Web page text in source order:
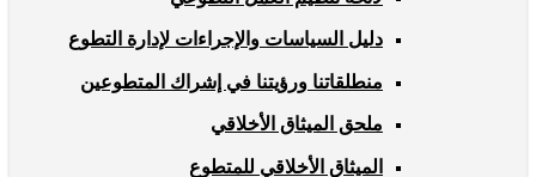
دليل السياسات والإجراءات لإدارة التطوع
منطلقاتنا ورؤيتنا في إشراك المتطوعين
ملحق الميثاق الأخلاقي
الميثاق الأخلاقي للمتطوع